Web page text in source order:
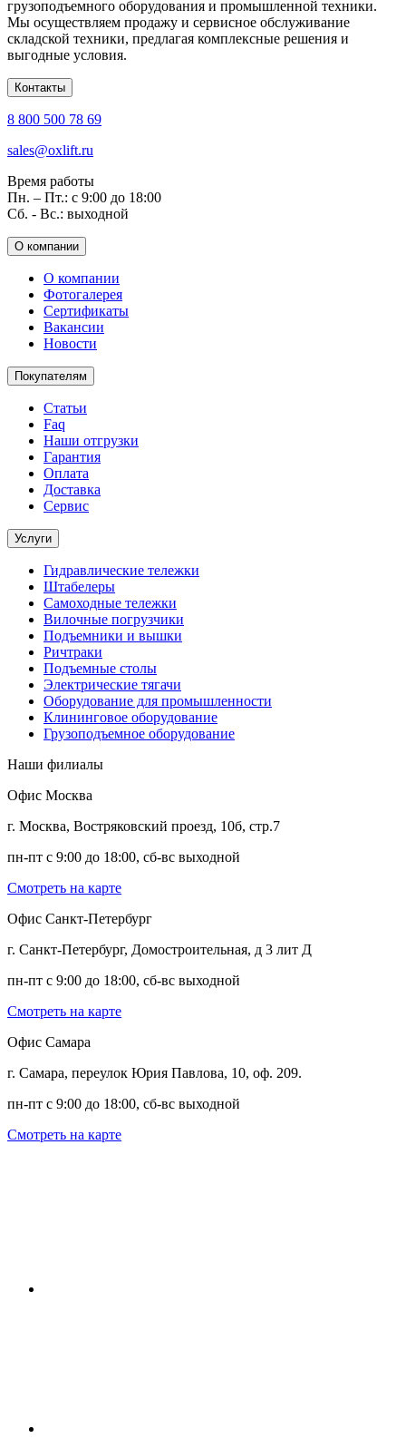
грузоподъемного оборудования и промышленной техники.
Мы осуществляем продажу и сервисное обслуживание
складской техники, предлагая комплексные решения и
выгодные условия.
Контакты
8 800 500 78 69
sales@oxlift.ru
Время работы
Пн. – Пт.: с 9:00 до 18:00
Сб. - Вс.: выходной
О компании
О компании
Фотогалерея
Сертификаты
Вакансии
Новости
Покупателям
Статьи
Faq
Наши отгрузки
Гарантия
Оплата
Доставка
Сервис
Услуги
Гидравлические тележки
Штабелеры
Самоходные тележки
Вилочные погрузчики
Подъемники и вышки
Ричтраки
Подъемные столы
Электрические тягачи
Оборудование для промышленности
Клининговое оборудование
Грузоподъемное оборудование
Наши филиалы
Офис Москва
г. Москва, Востряковский проезд, 10б, стр.7
пн-пт с 9:00 до 18:00, сб-вс выходной
Смотреть на карте
Офис Санкт-Петербург
г. Санкт-Петербург, Домостроительная, д 3 лит Д
пн-пт с 9:00 до 18:00, сб-вс выходной
Смотреть на карте
Офис Самара
г. Самара, переулок Юрия Павлова, 10, оф. 209.
пн-пт с 9:00 до 18:00, сб-вс выходной
Смотреть на карте